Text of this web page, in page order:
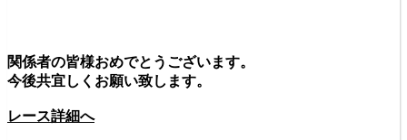
関係者の皆様おめでとうございます。
今後共宜しくお願い致します。
レース詳細へ